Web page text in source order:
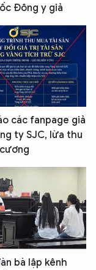
Đông y giả
các fanpage giả
ty SJC, lừa thu
bà lập kênh